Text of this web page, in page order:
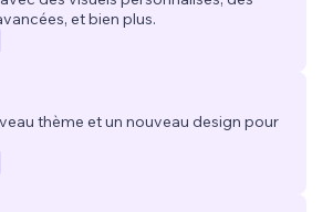
et bien plus.
thème et un nouveau design pour